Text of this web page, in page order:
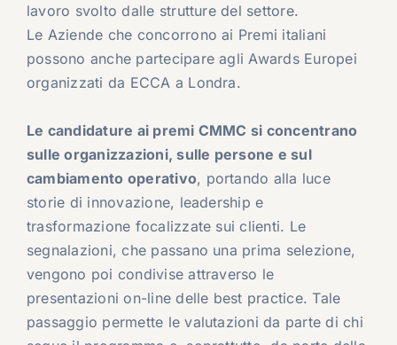
lavoro svolto dalle strutture del settore.
Le Aziende che concorrono ai Premi italiani
possono anche partecipare agli Awards Europei
organizzati da ECCA a Londra.
Le candidature ai premi CMMC si concentrano
sulle organizzazioni, sulle persone e sul
cambiamento operativo, portando alla luce
storie di innovazione, leadership e
trasformazione focalizzate sui clienti. Le
segnalazioni, che passano una prima selezione,
vengono poi condivise attraverso le
presentazioni on-line delle best practice. Tale
passaggio permette le valutazioni da parte di chi